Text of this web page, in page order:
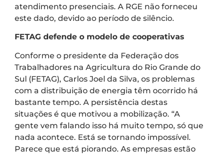
atendimento presenciais. A RGE não forneceu
este dado, devido ao período de silêncio.
FETAG defende o modelo de cooperativas
Conforme o presidente da Federação dos
Trabalhadores na Agricultura do Rio Grande do
Sul (FETAG), Carlos Joel da Silva, os problemas
com a distribuição de energia têm ocorrido há
bastante tempo. A persistência destas
situações é que motivou a mobilização. “A
gente vem falando isso há muito tempo, só que
nada acontece. Está se tornando impossível.
Parece que está piorando. As empresas estão